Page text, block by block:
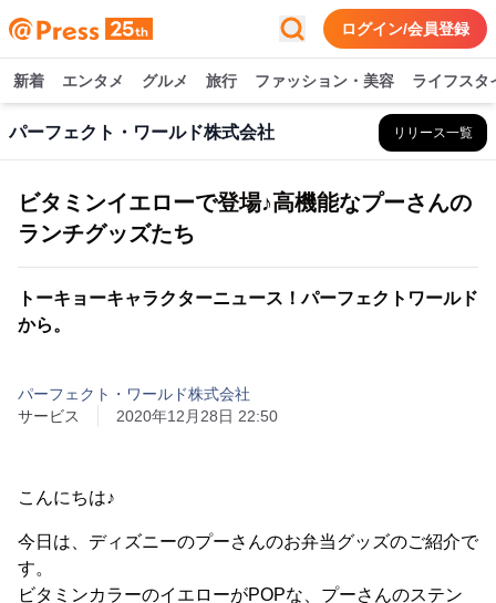
ログイン/会員登録
新着 エンタメ グルメ 旅行 ファッション・美容 ライフスタ
パーフェクト・ワールド株式会社 リリース一覧
ビタミンイエローで登場♪高機能なプーさんの
ランチグッズたち
トーキョーキャラクターニュース！パーフェクトワールド
から。
パーフェクト・ワールド株式会社
サービス
2020年12月28日 22:50
こんにちは♪
今日は、ディズニーのプーさんのお弁当グッズのご紹介で
す。
ビタミンカラーのイエローがPOPな、プーさんのステン